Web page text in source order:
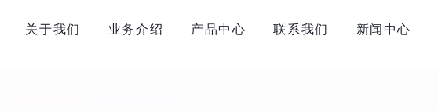
关于我们 业务介绍 产品中心 联系我们 新闻中心